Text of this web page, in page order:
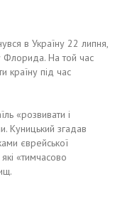
в Україну 22 липня,
Флорида. На той час
країну під час
«розвивати і
Куницький згадав
єврейської
«тимчасово